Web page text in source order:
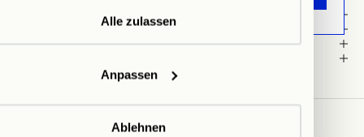
Alle zulassen
Anpassen
Ablehnen
Dimension